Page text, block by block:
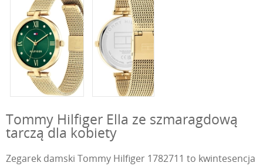
Tommy Hilfiger Ella ze szmaragdową
tarczą dla kobiety
Zegarek damski Tommy Hilfiger 1782711 to kwintesencja